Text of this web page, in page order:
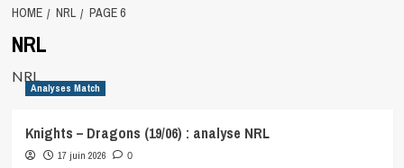
HOME NRL PAGE 6
NRL
NRL
Analyses Match
Knights – Dragons (19/06) : analyse NRL
17 juin 2026 0